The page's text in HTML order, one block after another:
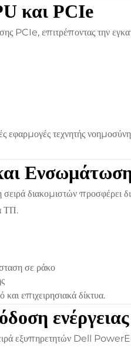
και PCIe
PCIe, επιτρέποντας την
εφαρμογές τεχνητής
διακομιστών προσφέρει
ΤΠ.
σε ράκο
επιχειρησιακά δίκτυα.
ενέργειας
εξυπηρετητών Dell